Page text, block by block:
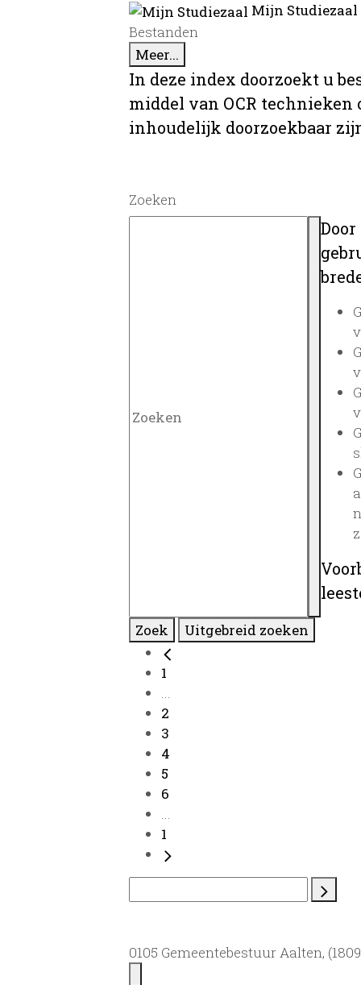
Mijn
Bestanden
Meer...
In deze index doorzoekt u
middel van OCR
inhoudelijk doorzoekbaar
Zoeken
Zoek Uitgebreid zoeken
1
...
2
3
4
5
6
...
1
0105 Gemeentebestuur Aalten,